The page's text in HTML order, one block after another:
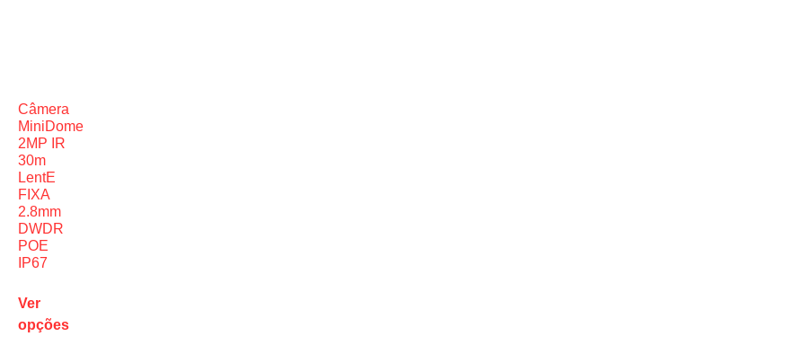
Câmera
MiniDome
2MP IR
30m
LentE
FIXA
2.8mm
DWDR
POE
IP67
Ver
opções